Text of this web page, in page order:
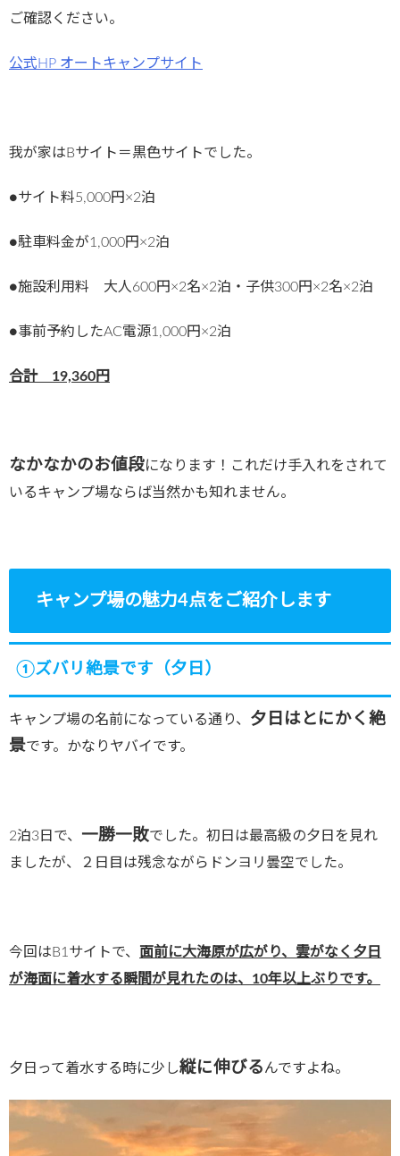
ご確認ください。
公式HP オートキャンプサイト
我が家はBサイト＝黒色サイトでした。
●サイト料5,000円×2泊
●駐車料金が1,000円×2泊
●施設利用料 大人600円×2名×2泊・子供300円×2名×2泊
●事前予約したAC電源1,000円×2泊
合計 19,360円
なかなかのお値段になります！これだけ手入れをされて
いるキャンプ場ならば当然かも知れません。
キャンプ場の魅力4点をご紹介します
①ズバリ絶景です（夕日）
キャンプ場の名前になっている通り、 夕日はとにかく絶
景です。かなりヤバイです。
2泊3日で、 一勝一敗でした。初日は最高級の夕日を見れ
ましたが、２日目は残念ながらドンヨリ曇空でした。
今回はB1サイトで、 面前に大海原が広がり、雲がなく夕日
が海面に着水する瞬間が見れたのは、10年以上ぶりです。
夕日って着水する時に少し縦に伸びるんですよね。